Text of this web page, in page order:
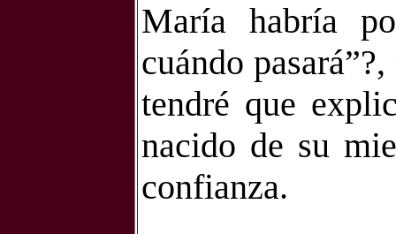
María habría
cuándo
tendré que
nacido de su
confianza.